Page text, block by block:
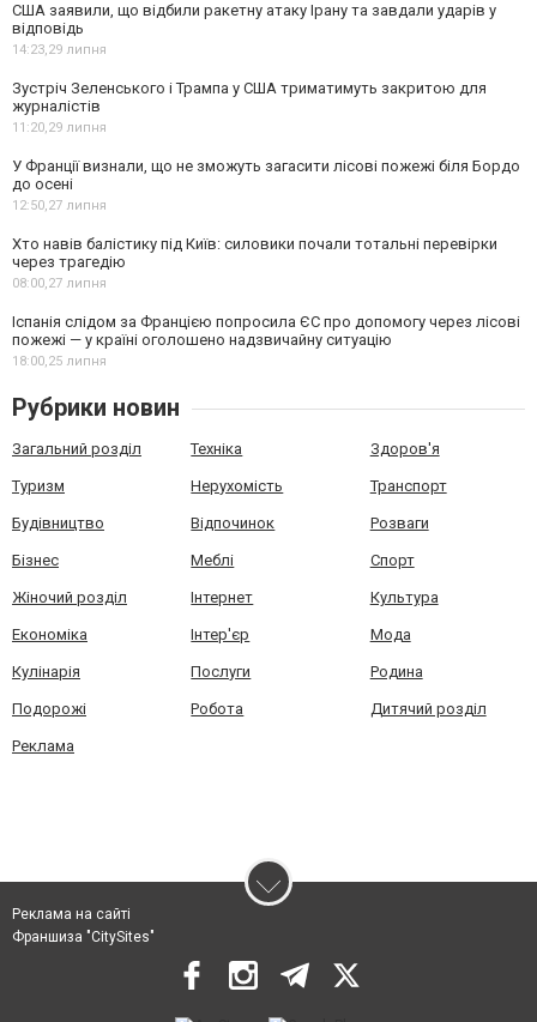
США заявили, що відбили ракетну атаку Ірану та завдали ударів у
відповідь
14:23,29 липня
Зустріч Зеленського і Трампа у США триматимуть закритою для
журналістів
11:20,29 липня
У Франції визнали, що не зможуть загасити лісові пожежі біля Бордо
до осені
12:50,27 липня
Хто навів балістику під Київ: силовики почали тотальні перевірки
через трагедію
08:00,27 липня
Іспанія слідом за Францією попросила ЄС про допомогу через лісові
пожежі — у країні оголошено надзвичайну ситуацію
18:00,25 липня
Рубрики новин
Загальний розділ Техніка Здоров'я
Туризм Нерухомість Транспорт
Будівництво Відпочинок Розваги
Бізнес Меблі Спорт
Жіночий розділ Інтернет Культура
Економіка Інтер'єр Мода
Кулінарія Послуги Родина
Подорожі Робота Дитячий розділ
Реклама
Реклама на сайті
Франшиза "CitySites"